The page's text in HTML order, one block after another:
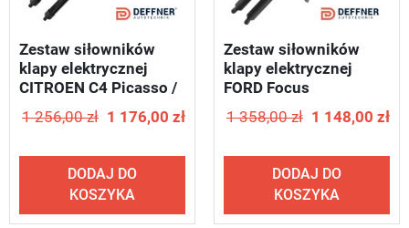
Zestaw siłowników
klapy elektrycznej
CITROEN C4 Picasso /
2013-2018 - DEFFNER
T85
1 256,00 zł 1 176,00 zł
DODAJ DO
KOSZYKA
Zestaw siłowników
klapy elektrycznej
FORD Focus
tournier/kombi / 2018-
2025 - DEFFNER T25
1 358,00 zł 1 148,00 zł
DODAJ DO
KOSZYKA